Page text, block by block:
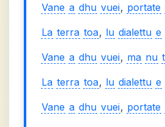
Vane a dhu vuei, portate
La terra toa, lu dialettu e
Vane a dhu vuei, ma nu
La terra toa, lu dialettu e
Vane a dhu vuei, portate